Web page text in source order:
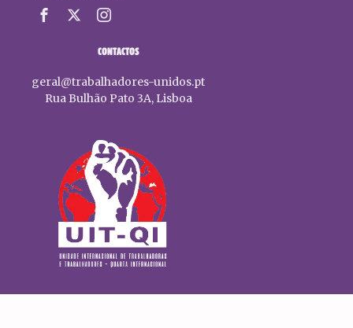
CONTACTOS
geral@trabalhadores-unidos.pt
Rua Bulhão Pato 3A, Lisboa